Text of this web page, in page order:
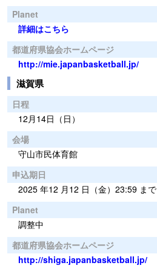
Planet
詳細はこちら
都道府県協会ホームページ
http://mie.japanbasketball.jp/
滋賀県
日程
12月14日（日）
会場
守山市民体育館
申込期日
2025 年12 月12 日（金）23:59 まで
Planet
調整中
都道府県協会ホームページ
http://shiga.japanbasketball.jp/